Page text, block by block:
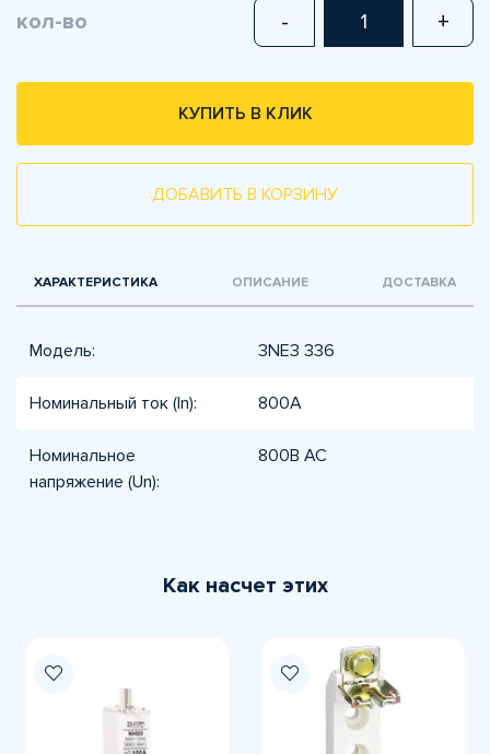
кол-во - +
КУПИТЬ В КЛИК
ДОБАВИТЬ В КОРЗИНУ
ХАРАКТЕРИСТИКА ОПИСАНИЕ ДОСТАВКА
Модель: 3NE3 336
Номинальный ток (In): 800А
Номинальное
напряжение (Un):
800В AC
Как насчет этих